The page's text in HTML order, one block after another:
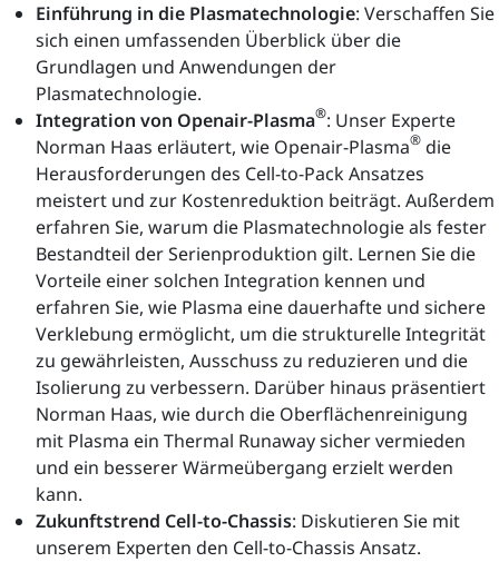
Einführung in die Plasmatechnologie: Verschaffen Sie
sich einen umfassenden Überblick über die
Grundlagen und Anwendungen der
Plasmatechnologie.
Integration von Openair-Plasma®: Unser Experte
Norman Haas erläutert, wie Openair-Plasma® die
Herausforderungen des Cell-to-Pack Ansatzes
meistert und zur Kostenreduktion beiträgt. Außerdem
erfahren Sie, warum die Plasmatechnologie als fester
Bestandteil der Serienproduktion gilt. Lernen Sie die
Vorteile einer solchen Integration kennen und
erfahren Sie, wie Plasma eine dauerhafte und sichere
Verklebung ermöglicht, um die strukturelle Integrität
zu gewährleisten, Ausschuss zu reduzieren und die
Isolierung zu verbessern. Darüber hinaus präsentiert
Norman Haas, wie durch die Oberflächenreinigung
mit Plasma ein Thermal Runaway sicher vermieden
und ein besserer Wärmeübergang erzielt werden
kann.
Zukunftstrend Cell-to-Chassis: Diskutieren Sie mit
unserem Experten den Cell-to-Chassis Ansatz.